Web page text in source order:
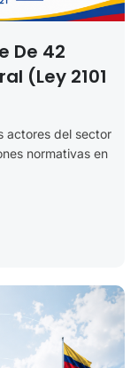
De 42
(Ley 2101
actores del sector
normativas en